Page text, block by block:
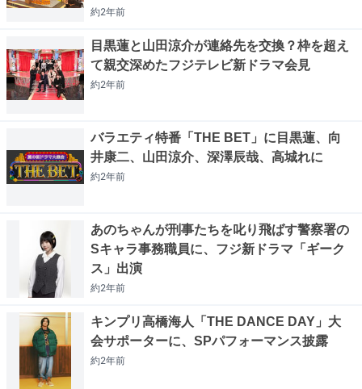
約2年前
目黒蓮と山田涼介が連絡先を交換？枠を超え
て親交深めたフジテレビ新ドラマ会見
約2年前
バラエティ特番「THE BET」に目黒蓮、向
井康二、山田涼介、深澤辰哉、高城れに
約2年前
あのちゃんが刑事たちを叱り飛ばす警察署の
Sキャラ事務職員に、フジ新ドラマ「ギーク
ス」出演
約2年前
キンプリ高橋海人「THE DANCE DAY」大
会サポーターに、SPパフォーマンス披露
約2年前